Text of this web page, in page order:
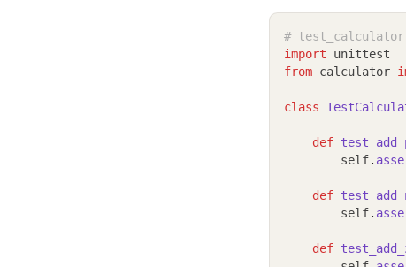
#
import unittest
from calculator
class
def
        self
.
def
        self
.
def